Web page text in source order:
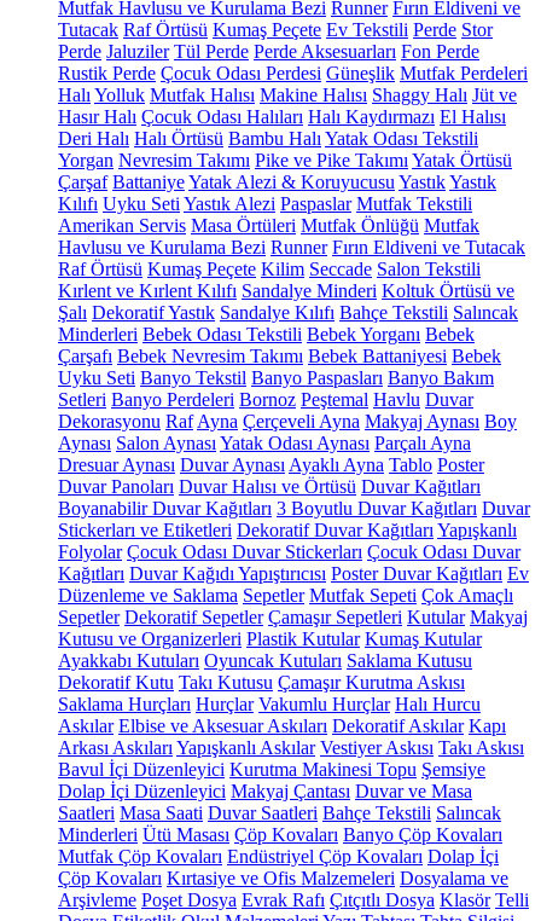
Mutfak Havlusu ve Kurulama Bezi Runner Fırın Eldiveni ve
Tutacak Raf Örtüsü Kumaş Peçete Ev Tekstili Perde Stor
Perde Jaluziler Tül Perde Perde Aksesuarları Fon Perde
Rustik Perde Çocuk Odası Perdesi Güneşlik Mutfak Perdeleri
Halı Yolluk Mutfak Halısı Makine Halısı Shaggy Halı Jüt ve
Hasır Halı Çocuk Odası Halıları Halı Kaydırmazı El Halısı
Deri Halı Halı Örtüsü Bambu Halı Yatak Odası Tekstili
Yorgan Nevresim Takımı Pike ve Pike Takımı Yatak Örtüsü
Çarşaf BattaniyeYatak Alezi & Koruyucusu YastıkYastık
Kılıfı Uyku Seti Yastık Alezi Paspaslar Mutfak Tekstili
Amerikan Servis Masa Örtüleri Mutfak Önlüğü Mutfak
Havlusu ve Kurulama Bezi Runner Fırın Eldiveni ve Tutacak
Raf Örtüsü Kumaş Peçete Kilim Seccade Salon Tekstili
Kırlent ve Kırlent Kılıfı Sandalye Minderi Koltuk Örtüsü ve
Şalı Dekoratif Yastık Sandalye Kılıfı Bahçe Tekstili Salıncak
Minderleri Bebek Odası Tekstili Bebek Yorganı Bebek
Çarşafı Bebek Nevresim Takımı Bebek Battaniyesi Bebek
Uyku Seti Banyo Tekstil Banyo Paspasları Banyo Bakım
Setleri Banyo Perdeleri Bornoz Peştemal Havlu Duvar
Dekorasyonu Raf Ayna Çerçeveli Ayna Makyaj Aynası Boy
Aynası Salon Aynası Yatak Odası Aynası Parçalı Ayna
Dresuar Aynası Duvar Aynası Ayaklı Ayna Tablo Poster
Duvar Panoları Duvar Halısı ve Örtüsü Duvar Kağıtları
Boyanabilir Duvar Kağıtları 3 Boyutlu Duvar Kağıtları Duvar
Stickerları ve Etiketleri Dekoratif Duvar Kağıtları Yapışkanlı
Folyolar Çocuk Odası Duvar Stickerları Çocuk Odası Duvar
Kağıtları Duvar Kağıdı Yapıştırıcısı Poster Duvar Kağıtları Ev
Düzenleme ve Saklama Sepetler Mutfak Sepeti Çok Amaçlı
Sepetler Dekoratif Sepetler Çamaşır Sepetleri Kutular Makyaj
Kutusu ve Organizerleri Plastik Kutular Kumaş Kutular
Ayakkabı Kutuları Oyuncak Kutuları Saklama Kutusu
Dekoratif Kutu Takı Kutusu Çamaşır Kurutma Askısı
Saklama Hurçları Hurçlar Vakumlu Hurçlar Halı Hurcu
Askılar Elbise ve Aksesuar Askıları Dekoratif Askılar Kapı
Arkası Askıları Yapışkanlı Askılar Vestiyer Askısı Takı Askısı
Bavul İçi Düzenleyici Kurutma Makinesi Topu Şemsiye
Dolap İçi Düzenleyici Makyaj Çantası Duvar ve Masa
Saatleri Masa Saati Duvar Saatleri Bahçe Tekstili Salıncak
Minderleri Ütü Masası Çöp Kovaları Banyo Çöp Kovaları
Mutfak Çöp Kovaları Endüstriyel Çöp Kovaları Dolap İçi
Çöp Kovaları Kırtasiye ve Ofis Malzemeleri Dosyalama ve
Arşivleme Poşet Dosya Evrak Rafı Çıtçıtlı Dosya Klasör Telli